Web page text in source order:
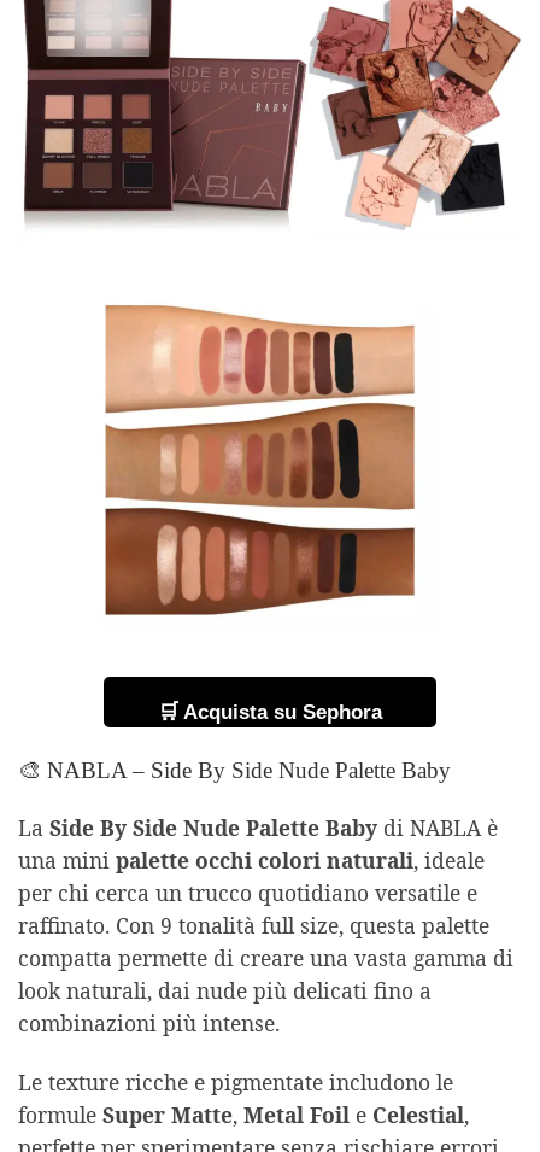
🛒 Acquista su Sephora
🎨 NABLA – Side By Side Nude Palette Baby
La Side By Side Nude Palette Baby di NABLA è
una mini palette occhi colori naturali, ideale
per chi cerca un trucco quotidiano versatile e
raffinato. Con 9 tonalità full size, questa palette
compatta permette di creare una vasta gamma di
look naturali, dai nude più delicati fino a
combinazioni più intense.
Le texture ricche e pigmentate includono le
formule Super Matte, Metal Foil e Celestial,